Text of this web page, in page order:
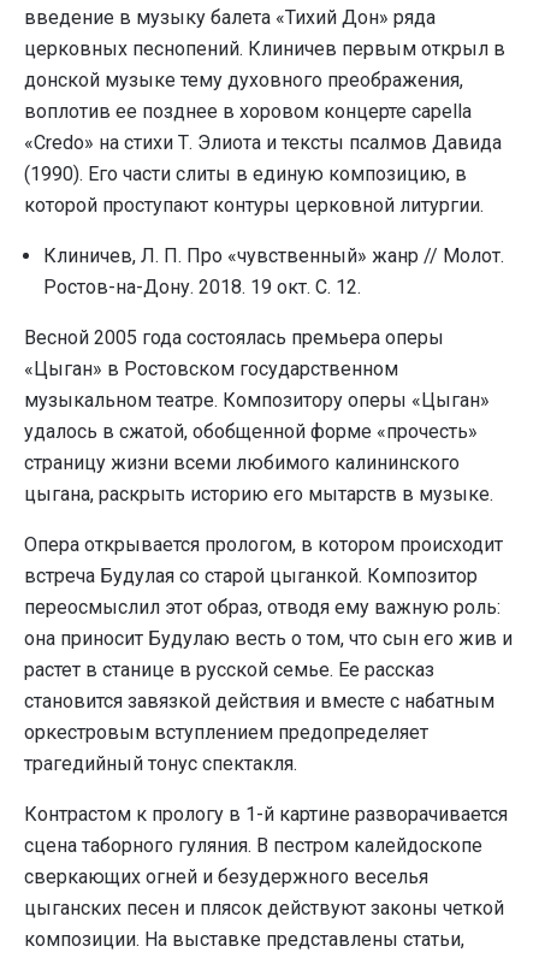
введение в музыку балета «Тихий Дон» ряда
церковных песнопений. Клиничев первым открыл в
донской музыке тему духовного преображения,
воплотив ее позднее в хоровом концерте capella
«Credo» на стихи Т. Элиота и тексты псалмов Давида
(1990). Его части слиты в единую композицию, в
которой проступают контуры церковной литургии.
Клиничев, Л. П. Про «чувственный» жанр // Молот.
Ростов-на-Дону. 2018. 19 окт. С. 12.
Весной 2005 года состоялась премьера оперы
«Цыган» в Ростовском государственном
музыкальном театре. Композитору оперы «Цыган»
удалось в сжатой, обобщенной форме «прочесть»
страницу жизни всеми любимого калининского
цыгана, раскрыть историю его мытарств в музыке.
Опера открывается прологом, в котором происходит
встреча Будулая со старой цыганкой. Композитор
переосмыслил этот образ, отводя ему важную роль:
она приносит Будулаю весть о том, что сын его жив и
растет в станице в русской семье. Ее рассказ
становится завязкой действия и вместе с набатным
оркестровым вступлением предопределяет
трагедийный тонус спектакля.
Контрастом к прологу в 1-й картине разворачивается
сцена таборного гуляния. В пестром калейдоскопе
сверкающих огней и безудержного веселья
цыганских песен и плясок действуют законы четкой
композиции. На выставке представлены статьи,